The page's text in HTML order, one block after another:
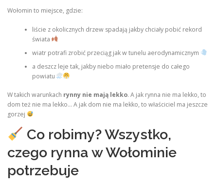
Wołomin to miejsce, gdzie:
liście z okolicznych drzew spadają jakby chciały pobić rekord
świata
wiatr potrafi zrobić przeciąg jak w tunelu aerodynamicznym
a deszcz leje tak, jakby niebo miało pretensje do całego
powiatu
W takich warunkach rynny nie mają lekko. A jak rynna nie ma lekko, to
dom też nie ma lekko… A jak dom nie ma lekko, to właściciel ma jeszcze
gorzej
Co robimy? Wszystko,
czego rynna w Wołominie
potrzebuje